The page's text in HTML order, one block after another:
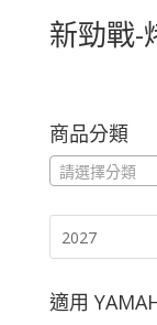
新勁戰-
商品分類
請選擇分類
適用